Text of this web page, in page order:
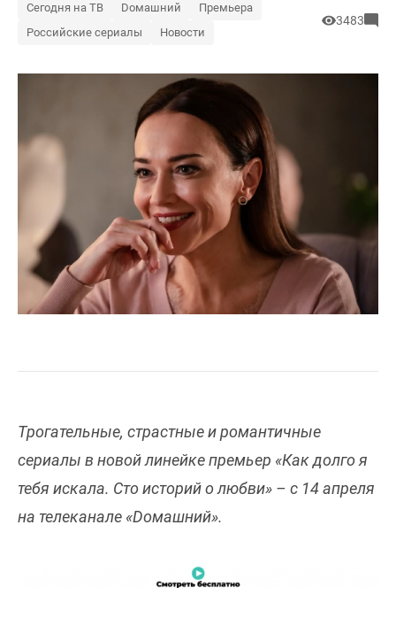
Сегодня на ТВ Dомашний
Премьера
Российские сериалы
Новости
3483
Трогательные, страстные и романтичные
сериалы в новой линейке премьер «Как долго я
тебя искала. Сто историй о любви» – с 14 апреля
на телеканале «Dомашний».